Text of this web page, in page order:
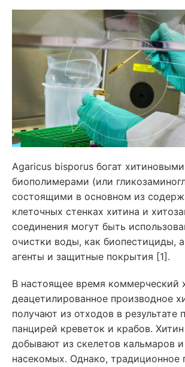
Agaricus bisporus богат хитиновыми
биополимерами (или
состоящими в основном из
клеточных стенках хитина и
соединения могут быть
очистки воды, как биопестициды,
агенты и защитные покрытия [1].
В настоящее время коммерческий
деацетилированное производное
получают из отходов в результате
панцирей креветок и крабов.
добывают из скелетов кальмаров и
насекомых. Однако,